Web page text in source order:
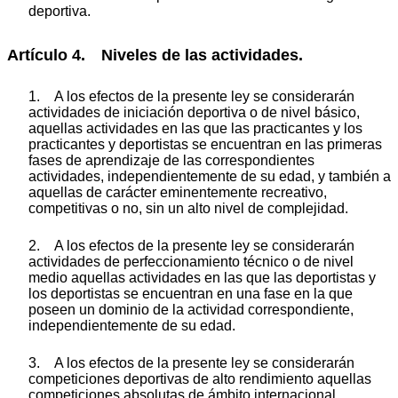
deportiva.
Artículo 4. Niveles de las actividades.
1. A los efectos de la presente ley se considerarán
actividades de iniciación deportiva o de nivel básico,
aquellas actividades en las que las practicantes y los
practicantes y deportistas se encuentran en las primeras
fases de aprendizaje de las correspondientes
actividades, independientemente de su edad, y también a
aquellas de carácter eminentemente recreativo,
competitivas o no, sin un alto nivel de complejidad.
2. A los efectos de la presente ley se considerarán
actividades de perfeccionamiento técnico o de nivel
medio aquellas actividades en las que las deportistas y
los deportistas se encuentran en una fase en la que
poseen un dominio de la actividad correspondiente,
independientemente de su edad.
3. A los efectos de la presente ley se considerarán
competiciones deportivas de alto rendimiento aquellas
competiciones absolutas de ámbito internacional